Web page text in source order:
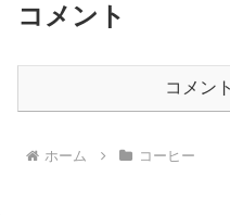
コメント
コメン
ホーム コーヒー